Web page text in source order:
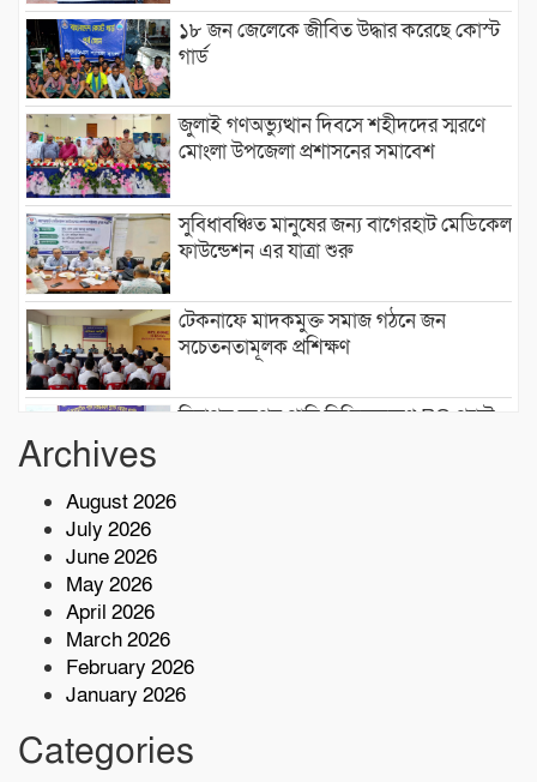
১৮ জন জেলেকে জীবিত উদ্ধার করেছে কোস্ট
গার্ড
জুলাই গণঅভ্যুত্থান দিবসে শহীদদের স্মরণে
মোংলা উপজেলা প্রশাসনের সমাবেশ
সুবিধাবঞ্চিত মানুষের জন্য বাগেরহাট মেডিকেল
ফাউন্ডেশন এর যাত্রা শুরু
টেকনাফে মাদকমুক্ত সমাজ গঠনে জন
সচেতনতামূলক প্রশিক্ষণ
নিরাপদ সুপেয় পানি নিশ্চিতকরণে RO প্ল্যান্ট
বাগেরহাটে চুরি ও ছিনতাই হওয়া
গ্রেপ্তার
Archives
August 2026
July 2026
June 2026
May 2026
April 2026
March 2026
February 2026
January 2026
Categories